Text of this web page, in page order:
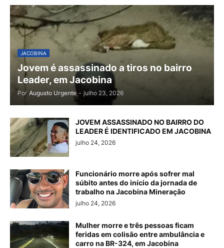
JACOBINA
Jovem é assassinado a tiros no bairro
Leader, em Jacobina
Por Augusto Urgente - julho 23, 2026
JOVEM ASSASSINADO NO BAIRRO DO
LEADER É IDENTIFICADO EM JACOBINA
julho 24, 2026
Funcionário morre após sofrer mal
súbito antes do início da jornada de
trabalho na Jacobina Mineração
julho 24, 2026
Mulher morre e três pessoas ficam
feridas em colisão entre ambulância e
carro na BR-324, em Jacobina